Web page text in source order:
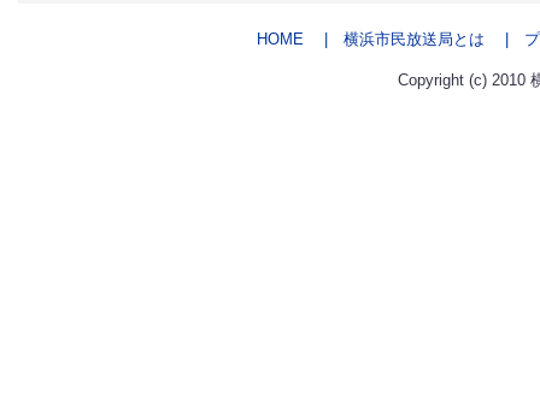
HOME | 横浜市民放送局とは | プ
Copyright (c) 2010